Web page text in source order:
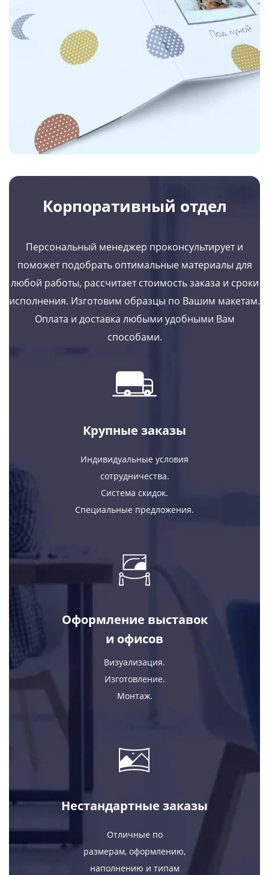
Корпоративный отдел
Персональный менеджер проконсультирует и
поможет подобрать оптимальные материалы для
любой работы, рассчитает стоимость заказа и сроки
исполнения. Изготовим образцы по Вашим макетам.
Оплата и доставка любыми удобными Вам
способами.
Крупные заказы
Индивидуальные условия
сотрудничества.
Система скидок.
Специальные предложения.
Оформление выставок
и офисов
Визуализация.
Изготовление.
Монтаж.
Нестандартные заказы
Отличные по
размерам, оформлению,
наполнению и типам